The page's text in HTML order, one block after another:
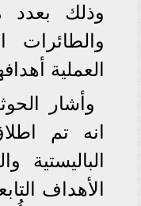
وذلك بعدد
العملية
وأشار
انه تم
الأهداف